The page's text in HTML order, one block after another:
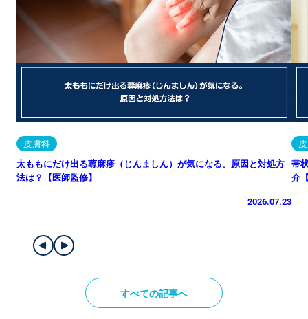
皮膚科
太ももにだけ出る蕁麻疹（じんましん）が気になる。原因と対処方
法は？【医師監修】
2026.07.23
帯
介
すべての記事へ